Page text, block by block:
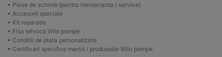
• Piese de schimb (pentru mentenanta / service)
• Accesorii speciale
• Kit reparatie
• Fisa tehnica Wilo pompe
• Conditii de plata personalizate
• Certificari specifice marcii / produselor Wilo pompe